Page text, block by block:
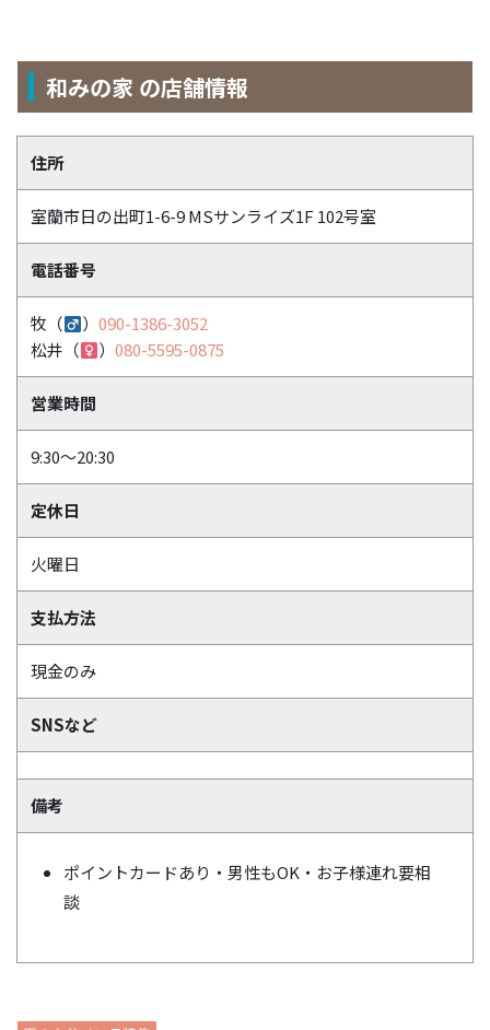
和みの家 の店舗情報
住所
室蘭市日の出町1-6-9 MSサンライズ1F 102号室
電話番号
牧（ ）090-1386-3052
松井（
）080-5595-0875
営業時間
9:30〜20:30
定休日
火曜日
支払方法
現金のみ
SNSなど
備考
ポイントカードあり・男性もOK・お子様連れ要相
談